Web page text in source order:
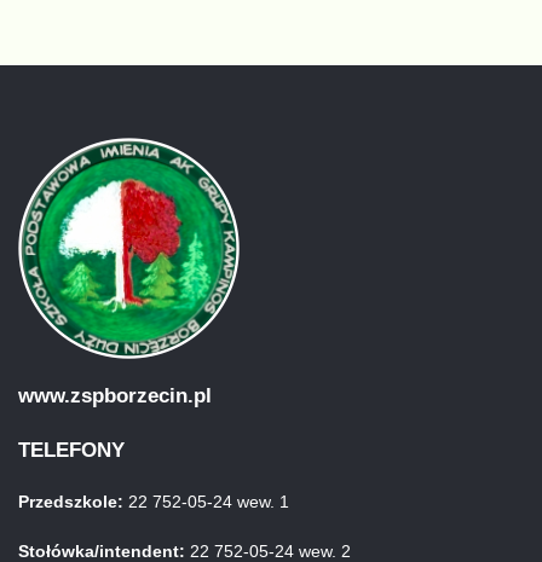
www.zspborzecin.pl
TELEFONY
Przedszkole: 22 752-05-24 wew. 1
Stołówka/intendent: 22 752-05-24 wew. 2